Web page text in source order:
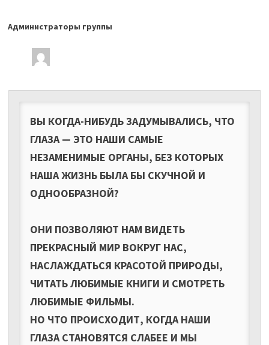
Лидеры
группы
Администраторы группы
ВЫ КОГДА-НИБУДЬ ЗАДУМЫВАЛИСЬ, ЧТО
ГЛАЗА — ЭТО НАШИ САМЫЕ
НЕЗАМЕНИМЫЕ ОРГАНЫ, БЕЗ КОТОРЫХ
НАША ЖИЗНЬ БЫЛА БЫ СКУЧНОЙ И
ОДНООБРАЗНОЙ?
ОНИ ПОЗВОЛЯЮТ НАМ ВИДЕТЬ
ПРЕКРАСНЫЙ МИР ВОКРУГ НАС,
НАСЛАЖДАТЬСЯ КРАСОТОЙ ПРИРОДЫ,
ЧИТАТЬ ЛЮБИМЫЕ КНИГИ И СМОТРЕТЬ
ЛЮБИМЫЕ ФИЛЬМЫ.
НО ЧТО ПРОИСХОДИТ, КОГДА НАШИ
ГЛАЗА СТАНОВЯТСЯ СЛАБЕЕ И МЫ